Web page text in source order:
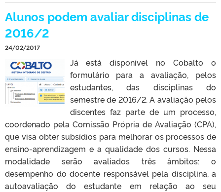
Alunos podem avaliar disciplinas de
2016/2
24/02/2017
Já está disponível no Cobalto o
formulário para a avaliação, pelos
estudantes, das disciplinas do
semestre de 2016/2. A avaliação pelos
discentes faz parte de um processo,
coordenado pela Comissão Própria de Avaliação (CPA),
que visa obter subsídios para melhorar os processos de
ensino-aprendizagem e a qualidade dos cursos. Nessa
modalidade serão avaliados três âmbitos: o
desempenho do docente responsável pela disciplina, a
autoavaliação do estudante em relação ao seu